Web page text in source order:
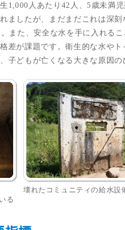
1,000人あたり42人、5歳未満
ましたが、まだまだこれは深
また、安全な水を手に入れる
差が課題です。衛生的な水や
子どもが亡くなる大きな原因の
る
壊れたコミュニティの給水設